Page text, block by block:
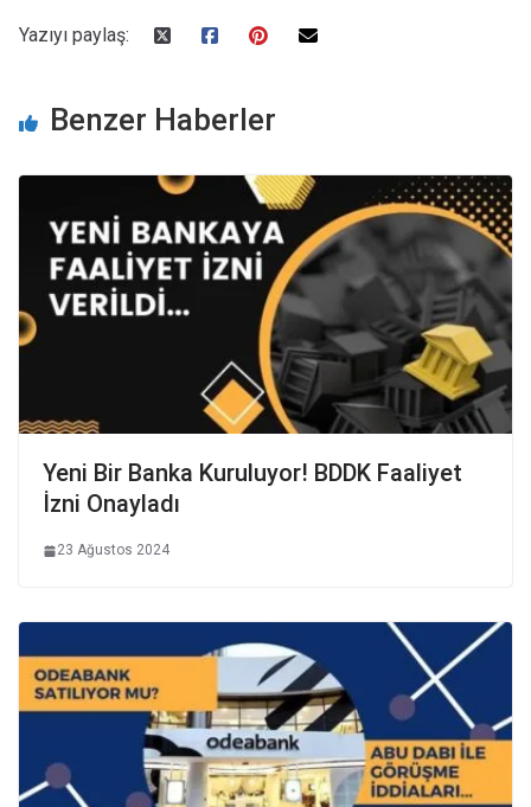
Yazıyı paylaş:
Benzer Haberler
Yeni Bir Banka Kuruluyor! BDDK Faaliyet
İzni Onayladı
23 Ağustos 2024